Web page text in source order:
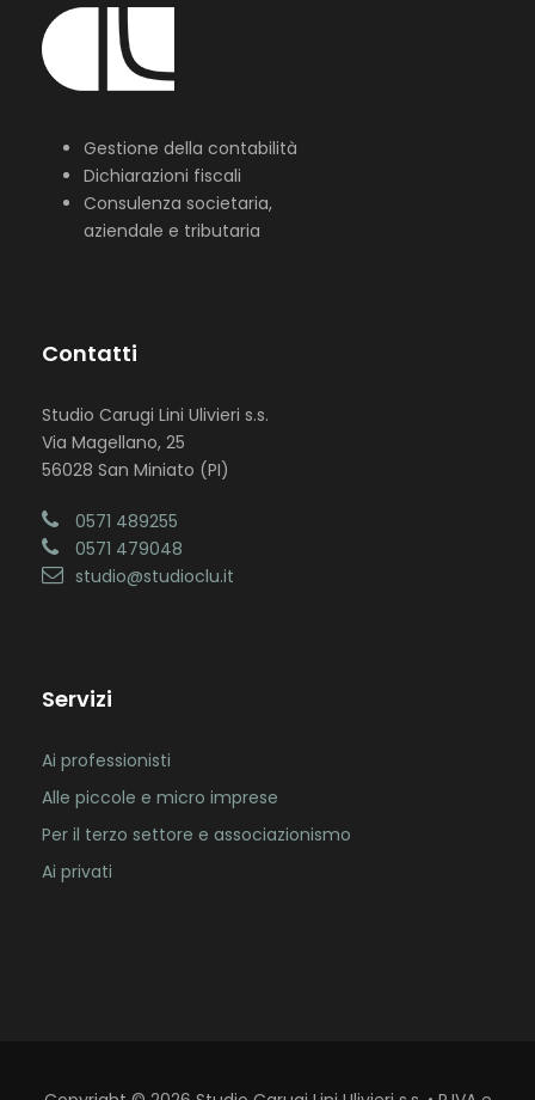
Gestione della contabilità
Dichiarazioni fiscali
Consulenza societaria,
aziendale e tributaria
Contatti
Studio Carugi Lini Ulivieri s.s.
Via Magellano, 25
56028 San Miniato (PI)
0571 489255
0571 479048
studio@studioclu.it
Servizi
Ai professionisti
Alle piccole e micro imprese
Per il terzo settore e associazionismo
Ai privati